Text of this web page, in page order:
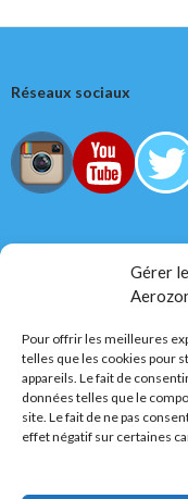
Gérer
Pour offrir les meilleures
telles que les cookies pour
appareils. Le fait de
données telles que le
site. Le fait de ne pas
effet négatif sur certaines
Réseaux sociaux
© Mars
Politique de confidentialité